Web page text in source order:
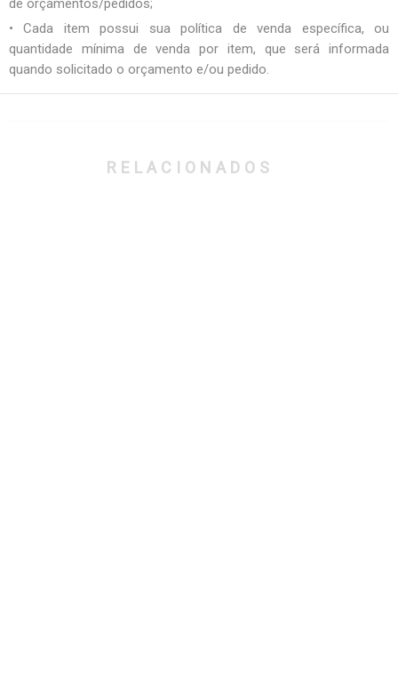
de orçamentos/pedidos;
• Cada item possui sua política de venda específica, ou
quantidade mínima de venda por item, que será informada
quando solicitado o orçamento e/ou pedido.
RELACIONADOS